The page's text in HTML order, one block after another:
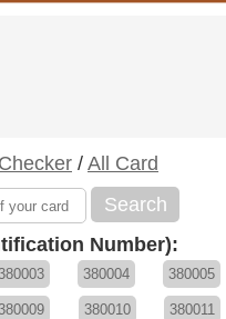
/ All Card
Search
Number):
380003 380004 380005
380009 380010 380011